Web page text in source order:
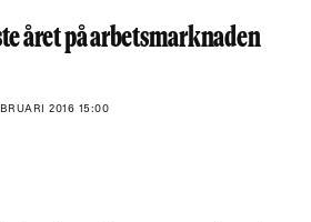
året på arbetsmarknaden
2016 15:00